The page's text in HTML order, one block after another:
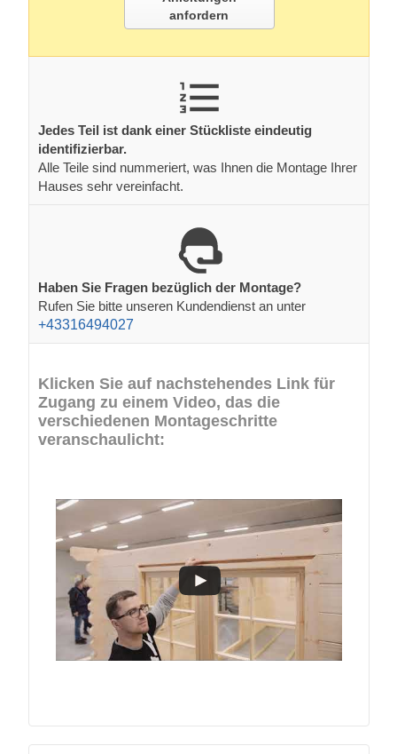
anfordern
Jedes Teil ist dank einer Stückliste eindeutig
identifizierbar.
Alle Teile sind nummeriert, was Ihnen die Montage Ihrer
Hauses sehr vereinfacht.
Haben Sie Fragen bezüglich der Montage?
Rufen Sie bitte unseren Kundendienst an unter
+43316494027
Klicken Sie auf nachstehendes Link für
Zugang zu einem Video, das die
verschiedenen Montageschritte
veranschaulicht: